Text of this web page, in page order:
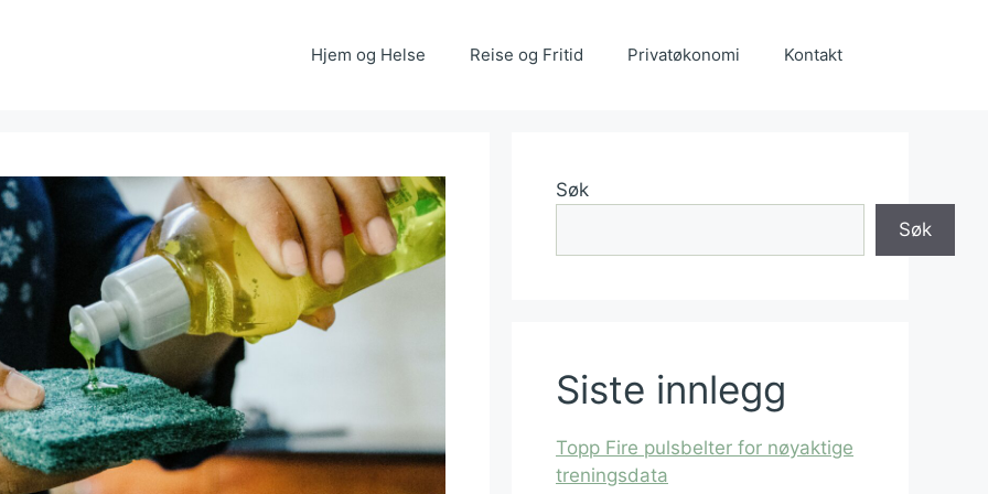
Hjem og Helse Reise og Fritid Privatøkonomi Kontakt
Søk
Søk
Siste innlegg
Topp Fire pulsbelter for nøyaktige
treningsdata